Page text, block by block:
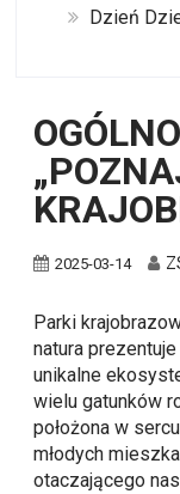
Dzień
2025-03-14
Parki
natura
unikalne
wielu gatunków
położona w
młodych
otaczającego